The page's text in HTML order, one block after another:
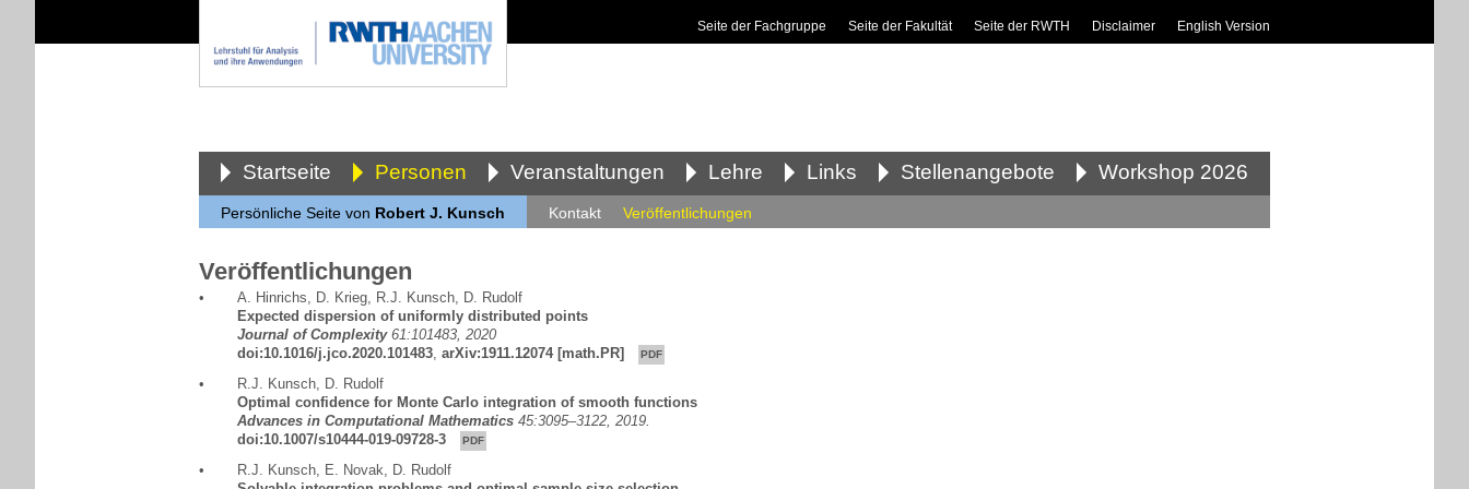
Seite der Fachgruppe Seite der Fakultät Seite der RWTH Disclaimer English Version
Startseite Personen Veranstaltungen Lehre Links Stellenangebote Workshop 2026
Persönliche Seite von Robert J. Kunsch Kontakt Veröffentlichungen
Veröffentlichungen
• A. Hinrichs, D. Krieg, R.J. Kunsch, D. Rudolf
Expected dispersion of uniformly distributed points
Journal of Complexity61:101483, 2020
doi:10.1016/j.jco.2020.101483, arXiv:1911.12074 [math.PR] PDF
• R.J. Kunsch, D. Rudolf
Optimal confidence for Monte Carlo integration of smooth functions
Advances in Computational Mathematics 45:3095–3122, 2019.
doi:10.1007/s10444-019-09728-3
PDF
• R.J. Kunsch, E. Novak, D. Rudolf